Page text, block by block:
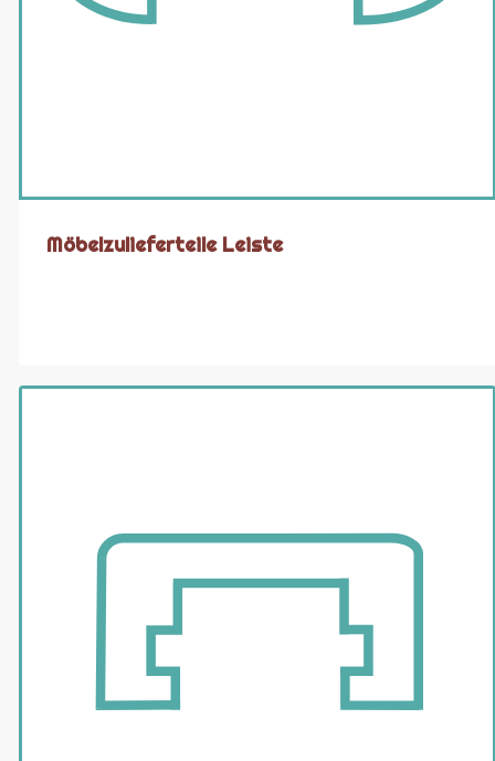
Möbelzulieferteile Leiste